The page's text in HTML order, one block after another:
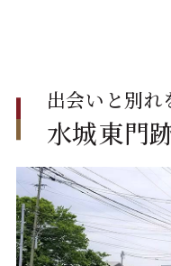
出会いと別
水城東門